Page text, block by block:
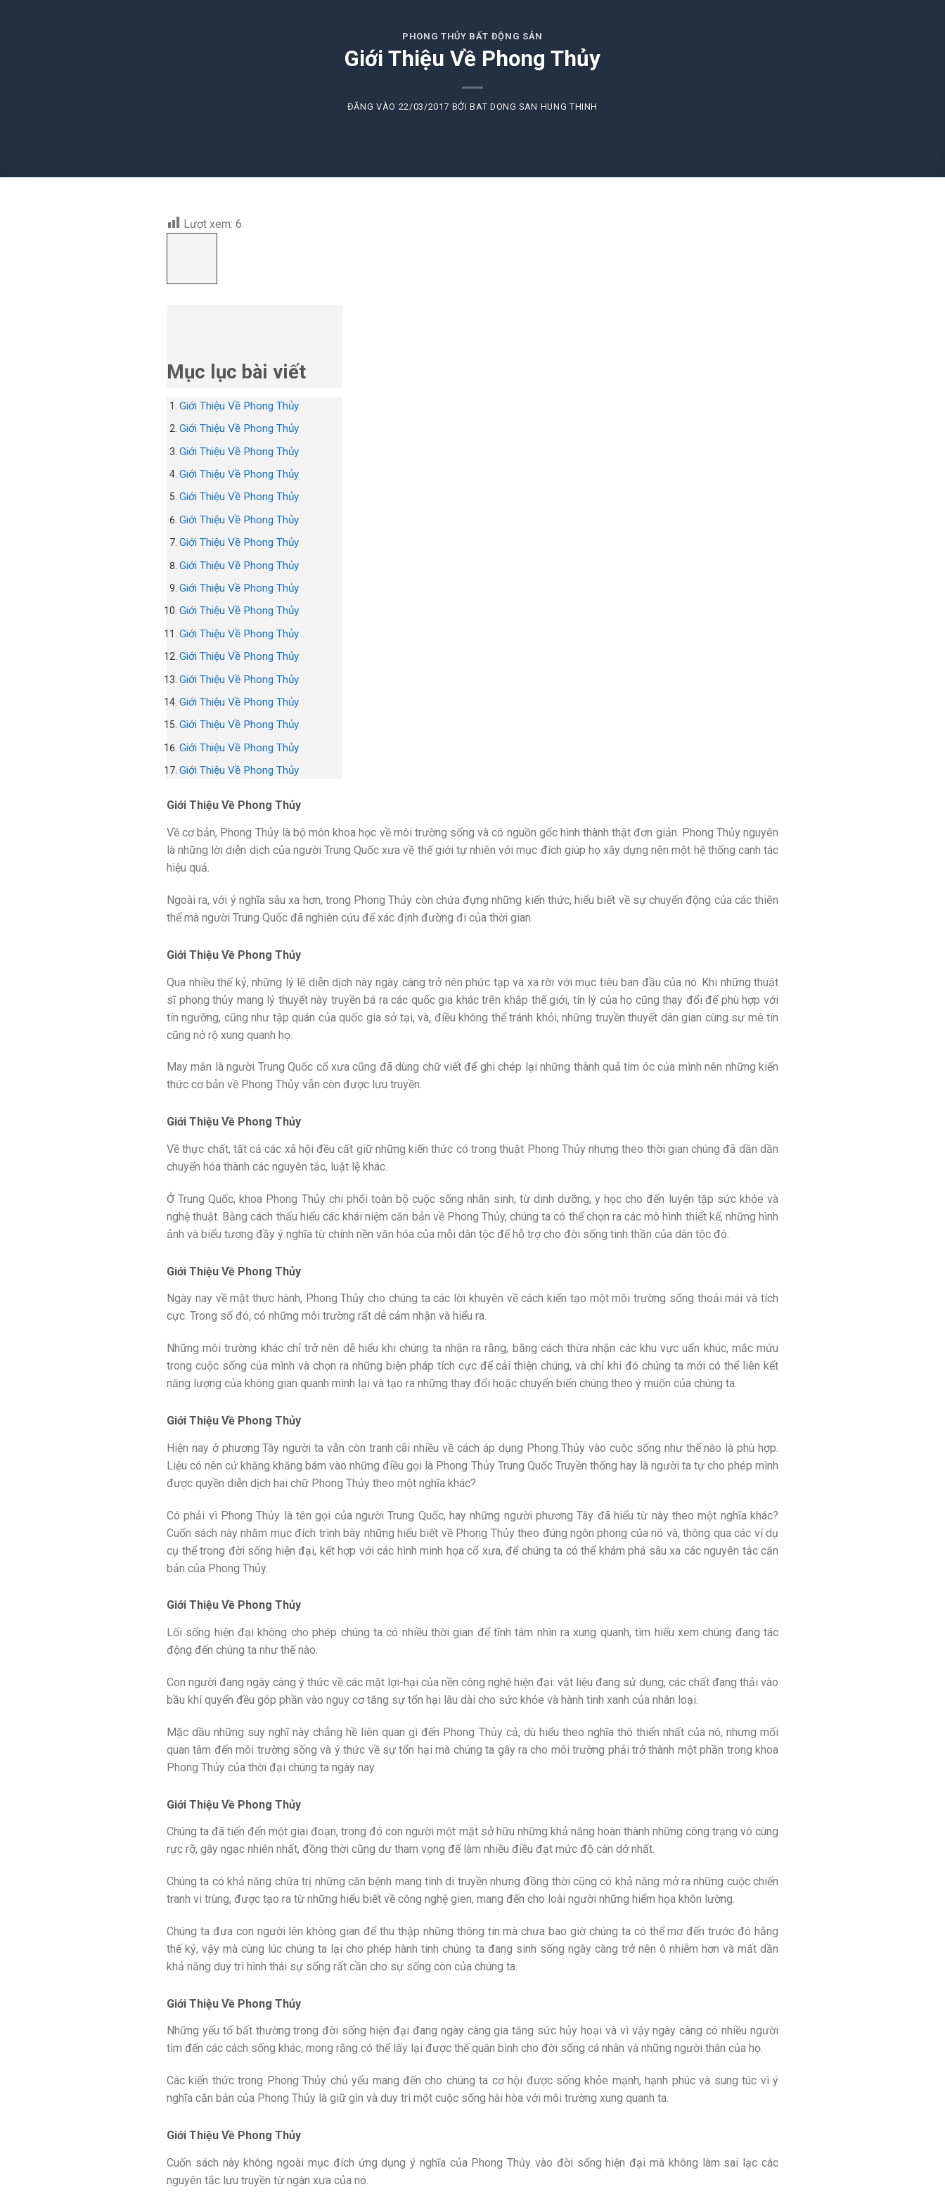
PHONG THỦY BẤT ĐỘNG SẢN
Giới Thiệu Về Phong Thủy
ĐĂNG VÀO 22/03/2017 BỞIBAT DONG SAN HUNG THINH
Lượt xem: 6
Mục lục bài viết
Giới Thiệu Về Phong Thủy
Giới Thiệu Về Phong Thủy
Giới Thiệu Về Phong Thủy
Giới Thiệu Về Phong Thủy
Giới Thiệu Về Phong Thủy
Giới Thiệu Về Phong Thủy
Giới Thiệu Về Phong Thủy
Giới Thiệu Về Phong Thủy
Giới Thiệu Về Phong Thủy
Giới Thiệu Về Phong Thủy
Giới Thiệu Về Phong Thủy
Giới Thiệu Về Phong Thủy
Giới Thiệu Về Phong Thủy
Giới Thiệu Về Phong Thủy
Giới Thiệu Về Phong Thủy
Giới Thiệu Về Phong Thủy
Giới Thiệu Về Phong Thủy
Giới Thiệu Về Phong Thủy
Về cơ bản, Phong Thủy là bộ môn khoa học về môi trường sống và có nguồn gốc hình thành thật đơn giản. Phong Thủy nguyên
là những lời diễn dịch của người Trung Quốc xưa về thế giới tự nhiên với mục đích giúp họ xây dựng nên một hệ thống canh tác
hiệu quả.
Ngoài ra, với ý nghĩa sâu xa hơn, trong Phong Thủy còn chứa đựng những kiến thức, hiểu biết về sự chuyển động của các thiên
thể mà người Trung Quốc đã nghiên cứu để xác định đường đi của thời gian.
Giới Thiệu Về Phong Thủy
Qua nhiều thế kỷ, những lý lẽ diễn dịch này ngày càng trở nên phức tạp và xa rời với mục tiêu ban đầu của nó. Khi những thuật
sĩ phong thủy mang lý thuyết này truyền bá ra các quốc gia khác trên khắp thế giới, tín lý của họ cũng thay đổi để phù hợp với
tín ngưỡng, cũng như tập quán của quốc gia sở tại, và, điều không thể tránh khỏi, những truyền thuyết dân gian cùng sự mê tín
cũng nở rộ xung quanh họ.
May mắn là người Trung Quốc cổ xưa cũng đã dùng chữ viết để ghi chép lại những thành quả tim óc của mình nên những kiến
thức cơ bản về Phong Thủy vẫn còn được lưu truyền.
Giới Thiệu Về Phong Thủy
Về thực chất, tất cả các xã hội đều cất giữ những kiến thức có trong thuật Phong Thủy nhưng theo thời gian chúng đã dần dần
chuyển hóa thành các nguyên tắc, luật lệ khác.
Ở Trung Quốc, khoa Phong Thủy chi phối toàn bộ cuộc sống nhân sinh, từ dinh dưỡng, y học cho đến luyện tập sức khỏe và
nghệ thuật. Bằng cách thấu hiểu các khái niệm căn bản về Phong Thủy, chúng ta có thể chọn ra các mô hình thiết kế, những hình
ảnh và biểu tượng đầy ý nghĩa từ chính nền văn hóa của mỗi dân tộc để hỗ trợ cho đời sống tinh thần của dân tộc đó.
Giới Thiệu Về Phong Thủy
Ngày nay về mặt thực hành, Phong Thủy cho chúng ta các lời khuyên về cách kiến tạo một môi trường sống thoải mái và tích
cực. Trong số đó, có những môi trường rất dễ cảm nhận và hiểu ra.
Những môi trường khác chỉ trở nên dễ hiểu khi chúng ta nhận ra rằng, bằng cách thừa nhận các khu vực uẩn khúc, mắc mứu
trong cuộc sống của mình và chọn ra những biện pháp tích cực để cải thiện chúng, và chỉ khi đó chúng ta mới có thể liên kết
năng lượng của không gian quanh mình lại và tạo ra những thay đổi hoặc chuyển biến chúng theo ý muốn của chúng ta.
Giới Thiệu Về Phong Thủy
Hiện nay ở phương Tây người ta vẫn còn tranh cãi nhiều về cách áp dụng Phong Thủy vào cuộc sống như thế nào là phù hợp.
Liệu có nên cứ khăng khăng bám vào những điều gọi là Phong Thủy Trung Quốc Truyền thống hay là người ta tự cho phép mình
được quyền diễn dịch hai chữ Phong Thủy theo một nghĩa khác?
Có phải vì Phong Thủy là tên gọi của người Trung Quốc, hay những người phương Tây đã hiểu từ này theo một nghĩa khác?
Cuốn sách này nhằm mục đích trình bày những hiểu biết về Phong Thủy theo đúng ngôn phong của nó và, thông qua các ví dụ
cụ thể trong đời sống hiện đại, kết hợp với các hình minh họa cổ xưa, để chúng ta có thể khám phá sâu xa các nguyên tắc căn
bản của Phong Thủy.
Giới Thiệu Về Phong Thủy
Lối sống hiện đại không cho phép chúng ta có nhiều thời gian để tĩnh tâm nhìn ra xung quanh, tìm hiểu xem chúng đang tác
động đến chúng ta như thế nào.
Con người đang ngày càng ý thức về các mặt lợi-hại của nền công nghệ hiện đại: vật liệu đang sử dụng, các chất đang thải vào
bầu khí quyển đều góp phần vào nguy cơ tăng sự tổn hại lâu dài cho sức khỏe và hành tinh xanh của nhân loại.
Mặc dầu những suy nghĩ này chẳng hề liên quan gì đến Phong Thủy cả, dù hiểu theo nghĩa thô thiển nhất của nó, nhưng mối
quan tâm đến môi trường sống và ý thức về sự tổn hại mà chúng ta gây ra cho môi trường phải trở thành một phần trong khoa
Phong Thủy của thời đại chúng ta ngày nay.
Giới Thiệu Về Phong Thủy
Chúng ta đã tiến đến một giai đoạn, trong đó con người một mặt sở hữu những khả năng hoàn thành những công trạng vô cùng
rực rỡ, gây ngạc nhiên nhất, đồng thời cũng dư tham vọng để làm nhiều điều đạt mức độ càn dở nhất.
Chúng ta có khả năng chữa trị những căn bệnh mang tính di truyền nhưng đồng thời cũng có khả năng mở ra những cuộc chiến
tranh vi trùng, được tạo ra từ những hiểu biết về công nghệ gien, mang đến cho loài người những hiểm họa khôn lường.
Chúng ta đưa con người lên không gian để thu thập những thông tin mà chưa bao giờ chúng ta có thể mơ đến trước đó hằng
thế kỷ, vậy mà cùng lúc chúng ta lại cho phép hành tinh chúng ta đang sinh sống ngày càng trở nên ô nhiễm hơn và mất dần
khả năng duy trì hình thái sự sống rất cần cho sự sống còn của chúng ta.
Giới Thiệu Về Phong Thủy
Những yếu tố bất thường trong đời sống hiện đại đang ngày càng gia tăng sức hủy hoại và vì vậy ngày càng có nhiều người
tìm đến các cách sống khác, mong rằng có thể lấy lại được thế quân bình cho đời sống cá nhân và những người thân của họ.
Các kiến thức trong Phong Thủy chủ yếu mang đến cho chúng ta cơ hội được sống khỏe mạnh, hạnh phúc và sung túc vì ý
nghĩa căn bản của Phong Thủy là giữ gìn và duy trì một cuộc sống hài hòa với môi trường xung quanh ta.
Giới Thiệu Về Phong Thủy
Cuốn sách này không ngoài mục đích ứng dụng ý nghĩa của Phong Thủy vào đời sống hiện đại mà không làm sai lạc các
nguyên tắc lưu truyền từ ngàn xưa của nó.